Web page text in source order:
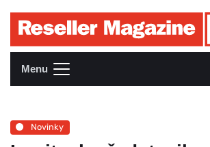
Menu
Novinky